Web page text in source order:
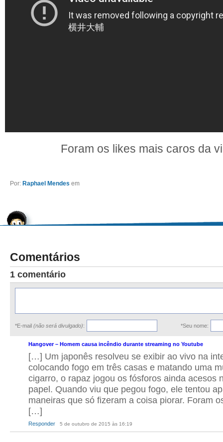
Foram os likes mais caros da
Por: Raphael Mendes em
Comentários
1 comentário
*E-mail (não será divulgado): *Seu nome:
Hangover – Homem causa incêndio durante streaming no Youtube
5 de outubro de 2015 às 16:19
[…] Um japonês resolveu se exibir ao vivo na
colocando fogo em três casas e matando uma
cigarro, o rapaz jogou os fósforos ainda acesos
papel. Quando viu que pegou fogo, ele tentou
maneiras que só fizeram a coisa piorar. Foram
[…]
Responder